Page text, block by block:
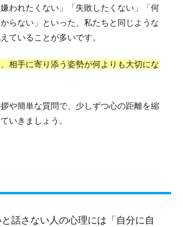
われたくない」「失敗したくない」「何
らない」といった、私たちと同じような
ていることが多いです。
相手に寄り添う姿勢が何よりも大切にな
や簡単な質問で、少しずつ心の距離を縮
いきましょう。
話さない人の心理には「自分に自